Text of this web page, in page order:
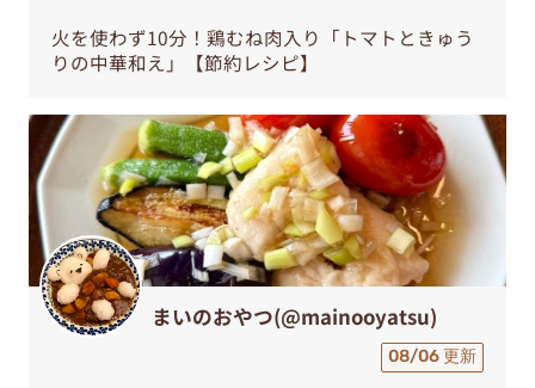
火を使わず10分！鶏むね肉入り「トマトときゅう
りの中華和え」【節約レシピ】
まいのおやつ(@mainooyatsu)
08/06 更新